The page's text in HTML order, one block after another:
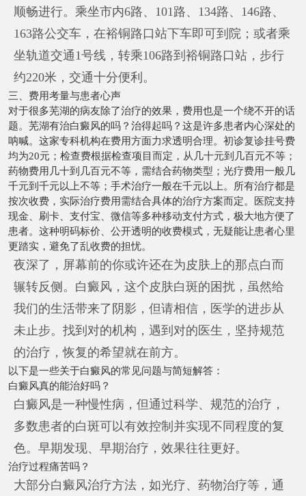
顺畅进行。乘坐市内6路、101路、134路、146路、
163路公交车，在裕铜路口站下车即可到院；或者乘
坐轨道交通1号线，转乘106路到裕铜路口站，步行
约220米，交通十分便利。
三、费用考量与患者心声
对于很多芜湖的病友除了治疗的效果，费用也是一个绕不开的话
题。芜湖有治白癜风的吗？治得起吗？这是许多患者内心深处的
呐喊。这家专科机构在费用方面力求透明合理。初诊复诊挂号费
均为20元；检查费根据检查项目而定，从几十元到几百元不等；
药物费用几十到几百元不等，需结合药物类型；光疗费用一般几
千元到千元以上不等；手术治疗一般在千元以上。所有治疗都是
按次收费，实际治疗费用需结合具体的治疗方案而定。医院支持
现金、刷卡、支付宝、微信等多种移动支付方式，极大地方便了
患者。这种明码标价、公开透明的收费模式，无疑能让患者心里
更踏实，避免了乱收费的担忧。
夜深了，屏幕前的你或许还在为皮肤上的那点白而
辗转反侧。白癜风，这个皮肤白斑的困扰，虽然给
我们的生活带来了阴影，但请相信，医学的进步从
未止步。找到对的机构，遇到对的医生，坚持规范
的治疗，恢复的希望就在前方。
以下是一些关于白癜风的常见问题与简短解答：
白癜风真的能治好吗？
白癜风是一种慢性病，但通过科学、规范的治疗，
多数患者的白斑可以有效控制并实现不同程度的复
色。早期发现、早期治疗，效果往往更好。
治疗过程痛苦吗？
大部分白癜风治疗方法，如光疗、药物治疗等，通